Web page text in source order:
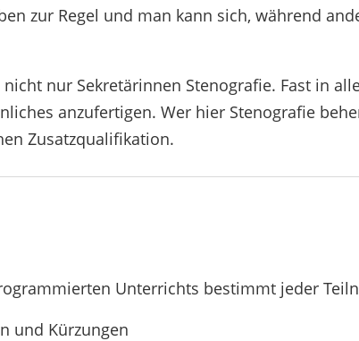
zur Regel und man kann sich, während
nur Sekre­tä­rinnen Steno­grafie. Fast in
anzu­fer­tigen. Wer hier Steno­grafie
Zusatzqualifikation.
Unter­richts bestimmt jeder
und Kürzungen